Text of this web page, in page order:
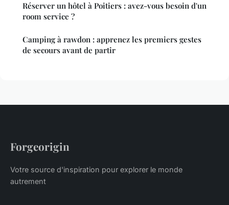
Réserver un hôtel à Poitiers : avez-vous besoin d'un
room service ?
Camping à rawdon : apprenez les premiers gestes
de secours avant de partir
Forgeorigin
Votre source d'inspiration pour explorer le monde
autrement